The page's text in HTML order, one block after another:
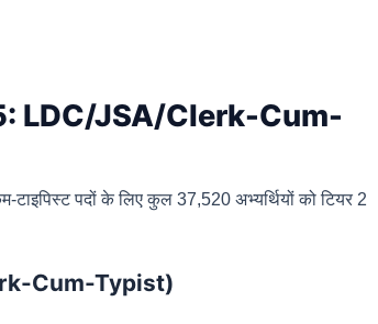
LDC/JSA/Clerk-Cum-
पदों के लिए कुल 37,520 अभ्यर्थियों को टियर 2
Cum-Typist)